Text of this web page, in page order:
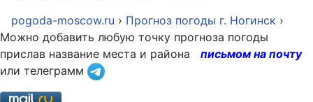
pogoda-moscow.ru › Прогноз погоды г. Ногинск ›
Можно добавить любую точку прогноза погоды
прислав название места и района
письмом на почту
или телеграмм